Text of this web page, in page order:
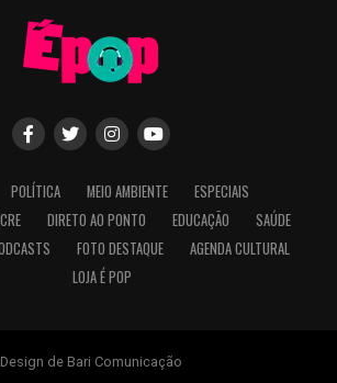
POLÍTICA MEIO AMBIENTE
ESPECIAIS
DIRETO AO PONTO EDUCAÇÃO
SAÚDE
FOTO DESTAQUE
AGENDA CULTURAL
LOJA É POP
Design de Bari Comunicação